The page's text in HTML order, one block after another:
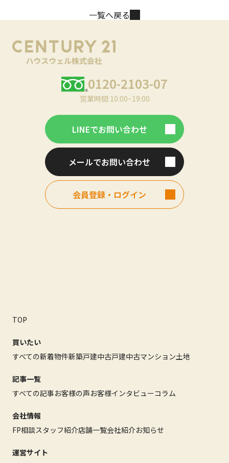
安になることもほとんど
明いただき、寄り添って
くださいました。
一覧へ戻る
0120-2103-07
営業時間 10:00~19:00
LINEでお問い合わせ
メールでお問い合わせ
会員登録・ログイン
TOP
買いたい
すべての新着物件新築戸建中古戸建中古マンション土地
記事一覧
すべての記事お客様の声お客様インタビューコラム
会社情報
FP相談スタッフ紹介店舗一覧会社紹介お知らせ
運営サイト